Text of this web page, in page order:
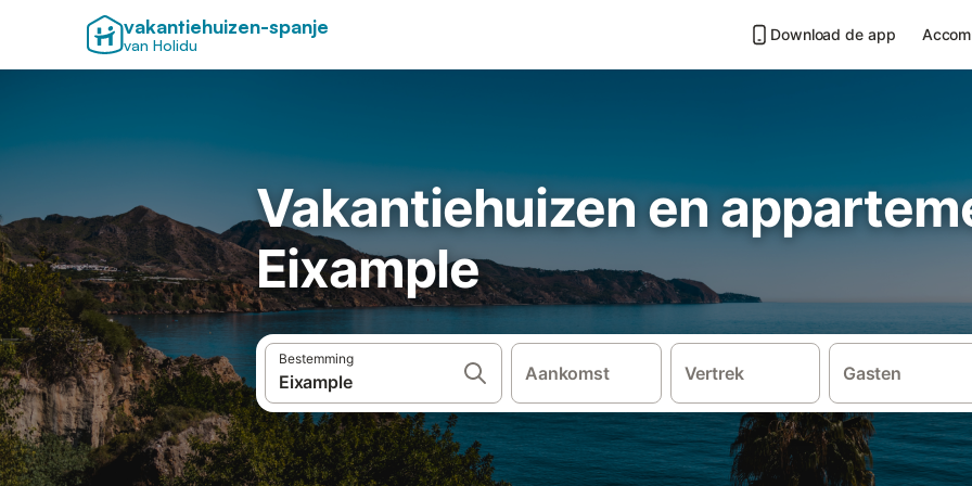
vakantiehuizen-spanje
van Holidu
Download de app
Vakantiehuizen en
Eixample
Bestemming
Aankomst Vertrek Gasten